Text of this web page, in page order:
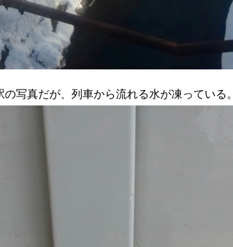
写真だが、列車から流れる水が凍っている。